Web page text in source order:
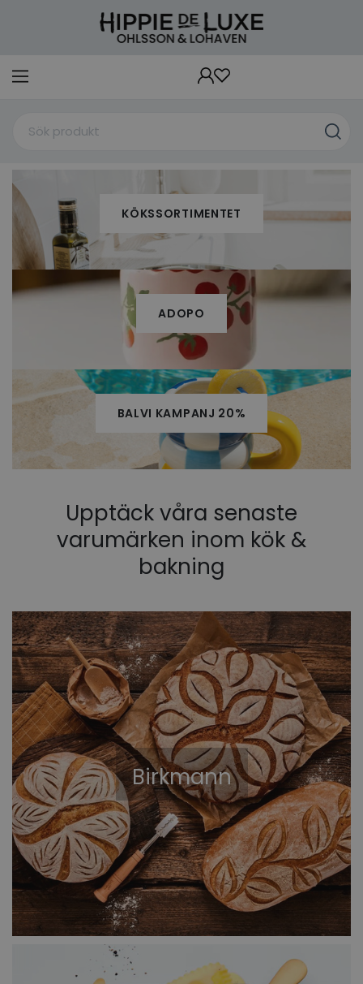
KÖKSSORTIMENTET
ADOPO
BALVI KAMPANJ 20%
Upptäck våra senaste
varumärken inom kök &
bakning
Birkmann